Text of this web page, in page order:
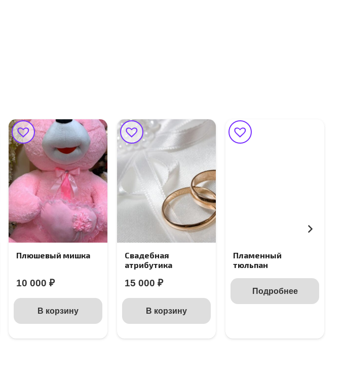
Плюшевый мишка
10 000₽
В корзину
Свадебная
атрибутика
15 000₽
В корзину
Пламенный
тюльпан
Подробнее